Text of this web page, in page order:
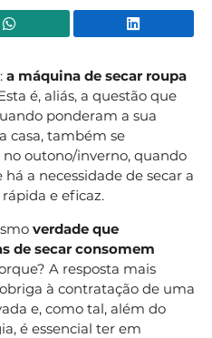
WhatsApp
a máquina de secar roupa
é, aliás, a questão que
ponderam a sua
casa, também se
outono/inverno, quando
a necessidade de secar a
e eficaz.
verdade que
de secar consomem
A resposta mais
à contratação de uma
e, como tal, além do
é essencial ter em